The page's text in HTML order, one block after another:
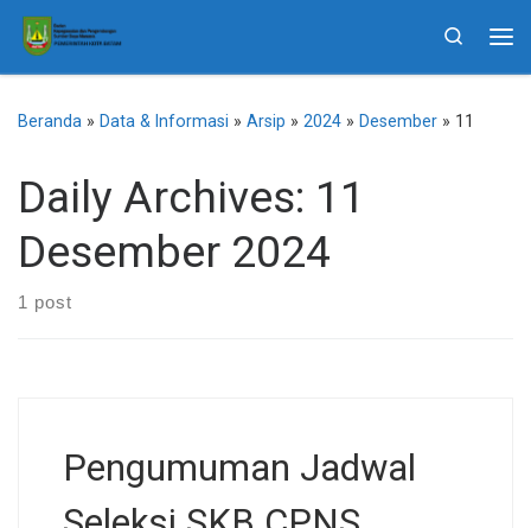
Skip to content
Search
Beranda » Data & Informasi » Arsip » 2024 » Desember » 11
Daily Archives: 11
Desember 2024
1 post
Pengumuman Jadwal